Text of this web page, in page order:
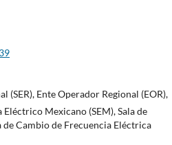
(SER), Ente Operador Regional (EOR),
Mexicano (SEM), Sala de
de Cambio de Frecuencia Eléctrica